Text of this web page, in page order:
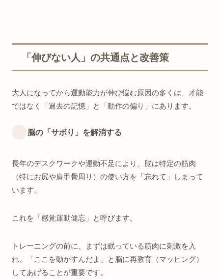
「伸びない人」の共通点と改善策
大人になってから運動能力が伸び悩む原因の多くは、才能
ではなく「過去の記憶」と「動作の偏り」にあります。
脳の「サボり」を解消する
長年のデスクワークや運動不足により、脳は特定の筋肉
（特にお尻や肩甲骨周り）の使い方を「忘れて」しまって
います。
これを「感覚運動健忘」と呼びます。
トレーニングの前に、まずは眠っている筋肉に刺激を入
れ、「ここを動かすんだよ」と脳に再教育（マッピング）
してあげることが重要です。